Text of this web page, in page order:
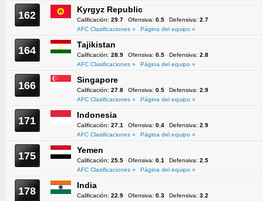
162 Kyrgyz Republic
Calificación: 29.7 Ofensiva: 0.5 Defensiva: 2.7
AFC Clasificaciones »
Página del equipo »
164 Tajikistan
Calificación: 28.9 Ofensiva: 0.5 Defensiva: 2.8
AFC Clasificaciones »
Página del equipo »
166 Singapore
Calificación: 27.8 Ofensiva: 0.5 Defensiva: 2.9
AFC Clasificaciones »
Página del equipo »
171 Indonesia
Calificación: 27.1 Ofensiva: 0.4 Defensiva: 2.9
AFC Clasificaciones »
Página del equipo »
175 Yemen
Calificación: 25.5 Ofensiva: 0.1 Defensiva: 2.5
AFC Clasificaciones »
Página del equipo »
178 India
Calificación: 22.9 Ofensiva: 0.3 Defensiva: 3.2